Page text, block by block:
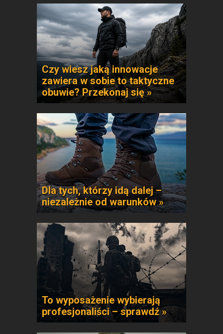
Czy wiesz jaką innowacje
zawiera w sobie to taktyczne
obuwie? Przekonaj się »
Dla tych, którzy idą dalej –
niezależnie od warunków »
To wyposażenie wybierają
profesjonaliści – sprawdź »